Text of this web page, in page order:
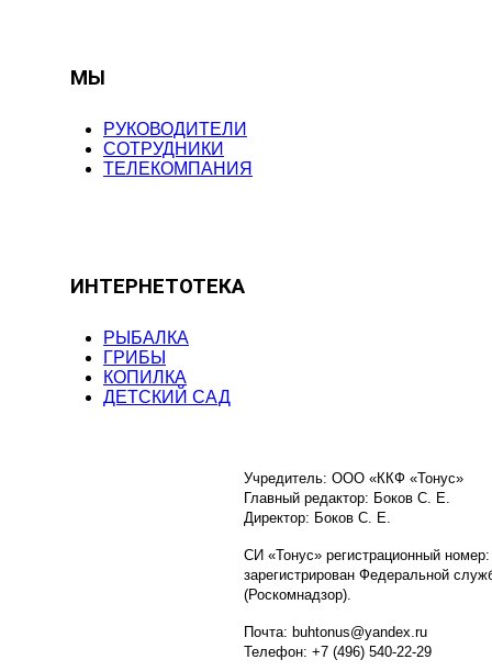
МЫ
РУКОВОДИТЕЛИ
СОТРУДНИКИ
ТЕЛЕКОМПАНИЯ
ИНТЕРНЕТОТЕКА
РЫБАЛКА
ГРИБЫ
КОПИЛКА
ДЕТСКИЙ САД
Учредитель: ООО «ККФ «Тонус»
Главный редактор: Боков С. Е.
Директор: Боков С. Е.
СИ «Тонус» регистрационный
зарегистрирован Федеральной
(Роскомнадзор).
Почта: buhtonus@yandex.ru
Телефон: +7 (496) 540-22-29